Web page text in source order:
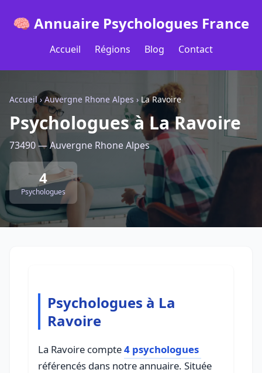
🧠 Annuaire Psychologues France
Accueil Régions Blog Contact
Accueil› Auvergne Rhone Alpes › La Ravoire
Psychologues à La Ravoire
73490 — Auvergne Rhone Alpes
4
Psychologues
Psychologues à La
Ravoire
La Ravoire compte4 psychologues
référencés dans notre annuaire. Située